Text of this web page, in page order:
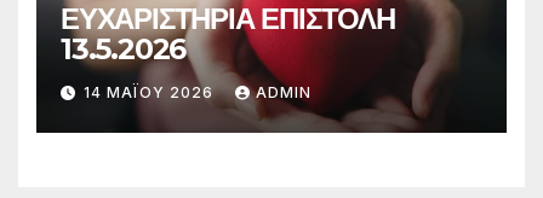
ΕΥΧΑΡΙΣΤΗΡΙΑ ΕΠΙΣΤΟΛΗ
13.5.2026
14 ΜΑΪ́ΟΥ 2026 ADMIN